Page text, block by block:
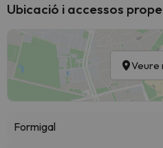
Ubicació i accessos
Veure
Formigal